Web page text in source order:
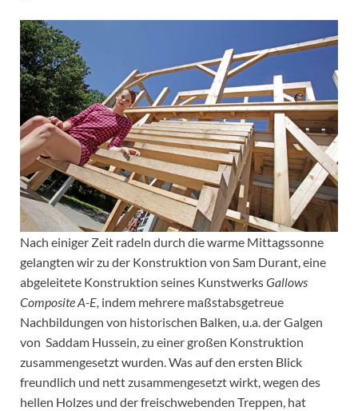
Nach einiger Zeit radeln durch die warme Mittagssonne
gelangten wir zu der Konstruktion von Sam Durant, eine
abgeleitete Konstruktion seines KunstwerksGallows
Composite A-E, indem mehrere maßstabsgetreue
Nachbildungen von historischen Balken, u.a. der Galgen
von Saddam Hussein, zu einer großen Konstruktion
zusammengesetzt wurden. Was auf den ersten Blick
freundlich und nett zusammengesetzt wirkt, wegen des
hellen Holzes und der freischwebenden Treppen, hat